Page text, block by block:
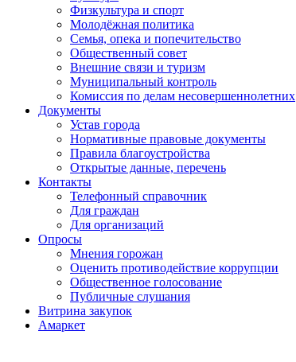
Физкультура и спорт
Молодёжная политика
Семья, опека и попечительство
Общественный совет
Внешние связи и туризм
Муниципальный контроль
Комиссия по делам несовершеннолетних
Документы
Устав города
Нормативные правовые документы
Правила благоустройства
Открытые данные, перечень
Контакты
Телефонный справочник
Для граждан
Для организаций
Опросы
Мнения горожан
Оценить противодействие коррупции
Общественное голосование
Публичные слушания
Витрина закупок
Амаркет